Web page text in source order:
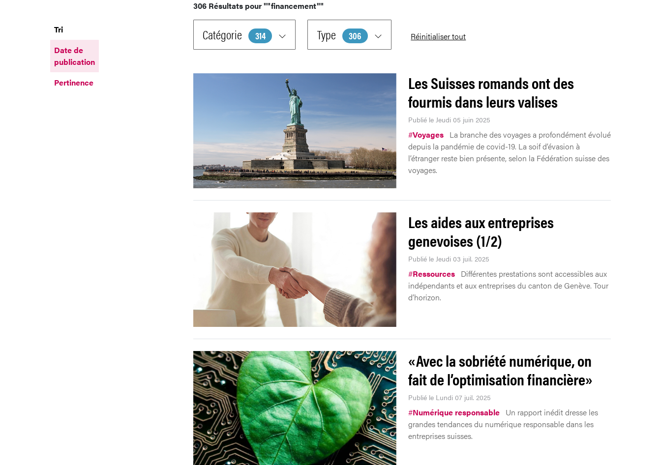
306 Résultats pour""financement""
Tri
Date de
publication
Pertinence
Catégorie 314 Type 306 Réinitialiser tout
Les Suisses romands ont des
fourmis dans leurs valises
Publié le Jeudi 05 juin 2025
#Voyages La branche des voyages a profondément évolué
depuis la pandémie de covid-19. La soif d’évasion à
l’étranger reste bien présente, selon la Fédération suisse des
voyages.
Les aides aux entreprises
genevoises (1/2)
Publié le Jeudi 03 juil. 2025
#Ressources Différentes prestations sont accessibles aux
indépendants et aux entreprises du canton de Genève. Tour
d’horizon.
«Avec la sobriété numérique, on
fait de l’optimisation financière»
Publié le Lundi 07 juil. 2025
#Numérique responsable Un rapport inédit dresse les
grandes tendances du numérique responsable dans les
entreprises suisses.